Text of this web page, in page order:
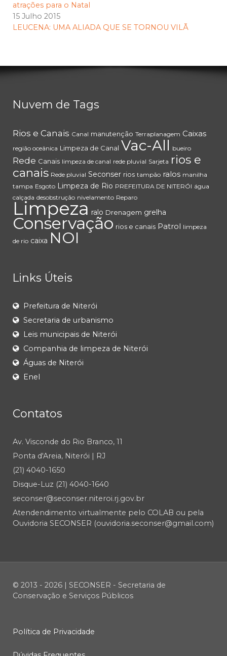
atrações para o Natal
15 Julho 2015
LEUCENA: UMA ALIADA QUE SE TORNOU VILÃ
Nuvem de Tags
Rios e Canais Canal manutenção Terraplanagem Caixas
região oceânica Limpeza de Canal Vac-All bueiro
Rede Canais limpeza de canal rede pluvial Sarjeta rios e
canais Rede pluvial Seconser rios tampão ralos manilha
tampa Esgoto Limpeza de Rio PREFEITURA DE NITERÓI água
calçada desobstrução nivelamento Reparo
Limpeza ralo Drenagem grelha
Conservação rios e canais Patrol limpeza
de rio caixa NOI
Links Úteis
Prefeitura de Niterói
Secretaria de urbanismo
Leis municipais de Niterói
Companhia de limpeza de Niterói
Águas de Niterói
Enel
Contatos
Av. Visconde do Rio Branco, 11
Ponta d'Areia, Niterói | RJ
(21) 4040-1650
Disque-Luz (21) 4040-1640
seconser@seconser.niteroi.rj.gov.br
Atendendimento virtualmente pelo COLAB ou pela
Ouvidoria SECONSER (ouvidoria.seconser@gmail.com)
© 2013 - 2026 | SECONSER - Secretaria de
Conservação e Serviços Públicos
Política de Privacidade